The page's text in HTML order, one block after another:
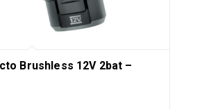
Brushless 12V 2bat –